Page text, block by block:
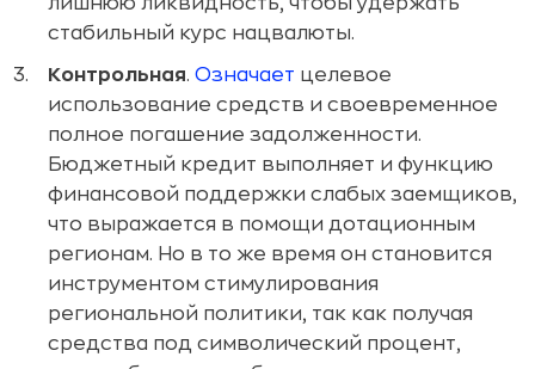
стабильный курс нацвалюты.
Контрольная. Означает целевое
использование средств и своевременное
полное погашение задолженности.
Бюджетный кредит выполняет и функцию
финансовой поддержки слабых заемщиков,
что выражается в помощи дотационным
регионам. Но в то же время он становится
инструментом стимулирования
региональной политики, так как получая
средства под символический процент,